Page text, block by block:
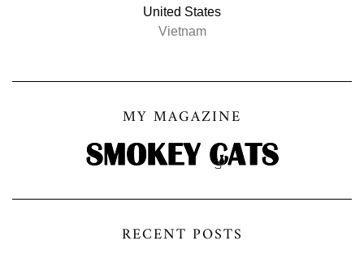
United States
Vietnam
MY MAGAZINE
RECENT POSTS